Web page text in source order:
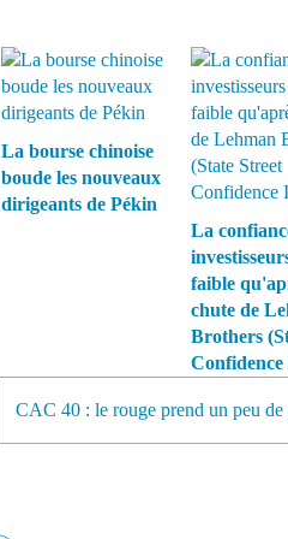
La bourse chinoise
boude les nouveaux
dirigeants de Pékin
La
faible
chute de
Brothers
CAC 40 : le rouge prend un peu de